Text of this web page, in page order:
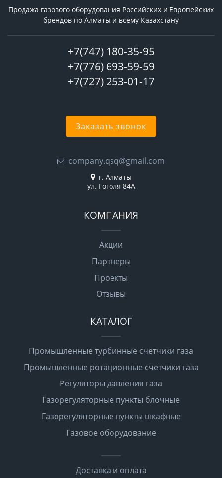
Продажа газового оборудования Российcких и Европейских
брендов по Алматы и всему Казахстану
+7(747) 180-35-95
+7(776) 693-59-59
+7(727) 253-01-17
Заказать звонок
company.qsq@gmail.com
г. Алматы
ул. Гоголя 84А
КОМПАНИЯ
Акции
Партнеры
Проекты
Отзывы
КАТАЛОГ
Промышленные турбинные счетчики газа
Промышленные ротационные счетчики газа
Регуляторы давления газа
Газорегуляторные пункты блочные
Газорегуляторные пункты шкафные
Газовое оборудование
Доставка и оплата